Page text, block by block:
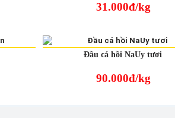
31.000đ/kg
Đầu cá hồi NaUy tươi
90.000đ/kg